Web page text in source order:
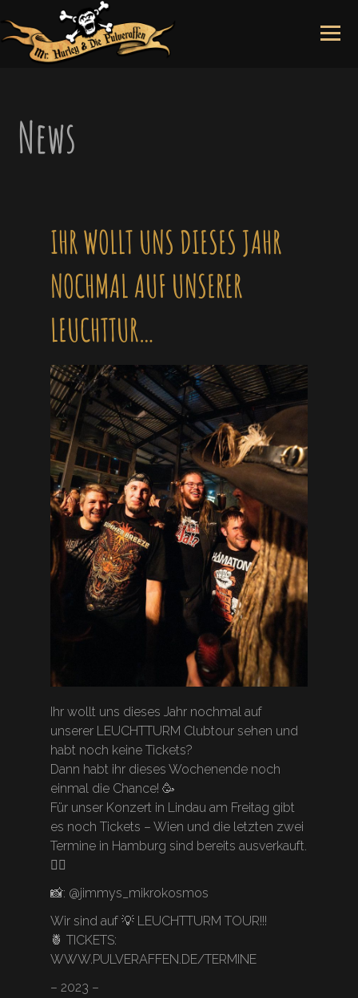
to
content
News
IHR WOLLT UNS DIESES JAHR
NOCHMAL AUF UNSERER
LEUCHTTUR…
Ihr wollt uns dieses Jahr nochmal auf
unserer LEUCHTTURM Clubtour sehen und
habt noch keine Tickets?
Dann habt ihr dieses Wochenende noch
einmal die Chance! 🥳
Für unser Konzert in Lindau am Freitag gibt
es noch Tickets – Wien und die letzten zwei
Termine in Hamburg sind bereits ausverkauft.
🏴‍☠️
📸: @jimmys_mikrokosmos
Wir sind auf 💡 LEUCHTTURM TOUR!!!
🍍 TICKETS:
WWW.PULVERAFFEN.DE/TERMINE
– 2023 –